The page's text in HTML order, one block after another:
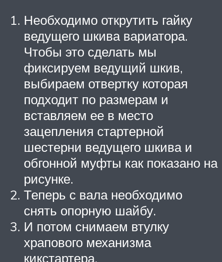
Необходимо открутить гайку
ведущего шкива вариатора.
Чтобы это сделать мы
фиксируем ведущий шкив,
выбираем отвертку которая
подходит по размерам и
вставляем ее в место
зацепления стартерной
шестерни ведущего шкива и
обгонной муфты как показано на
рисунке.
Теперь с вала необходимо
снять опорную шайбу.
И потом снимаем втулку
храпового механизма
кикстартера.